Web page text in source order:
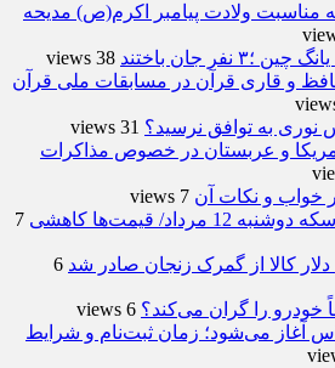
ولادت پیامبر اکرم(ص) مدیحه
نفر جان باختند
38 views
بانوی حافظ و قاری قرآن در مسابقات ملی قرآن
نوری به توافق نرسید؟ 31 views
و عربستان در خصوص مذاکرات
خواب و نکات آن 7 views
قیمت‌ها کاهشی
7
6
خودرو را گران می‌کند؟ 6 views
آغاز می‌شود؛ زمان ثبت‌نام و شرایط